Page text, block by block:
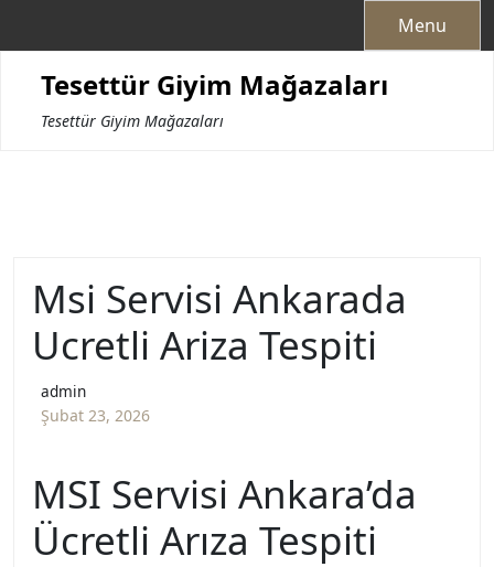
Menu
Tesettür Giyim Mağazaları
Tesettür Giyim Mağazaları
Msi Servisi Ankarada
Ucretli Ariza Tespiti
admin
Şubat 23, 2026
MSI Servisi Ankara’da
Ücretli Arıza Tespiti